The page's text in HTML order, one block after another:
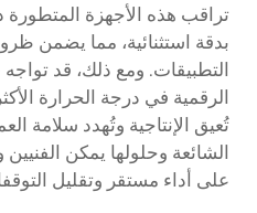
تراقب هذه الأجهزة المتطورة
بدقة استثنائية، مما يضمن
التطبيقات. ومع ذلك، قد
الرقمية في درجة الحرارة
تُعيق الإنتاجية وتُهدد سلامة
الشائعة وحلولها يمكن
على أداء مستقر وتقليل